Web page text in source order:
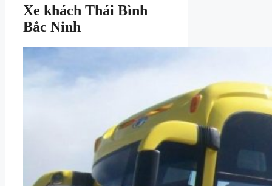
Xe khách Thái Bình
Bắc Ninh